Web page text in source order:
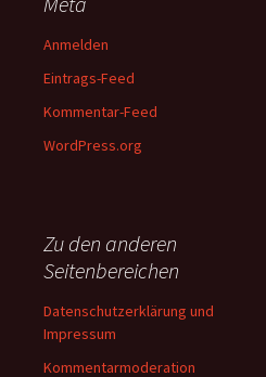
Anmelden
Eintrags-Feed
Kommentar-Feed
WordPress.org
Zu den anderen
Seitenbereichen
Datenschutzerklärung und
Impressum
Kommentarmoderation